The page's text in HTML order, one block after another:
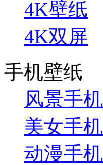
4K壁纸
4K双屏
手机壁纸
风景手机
美女手机
动漫手机